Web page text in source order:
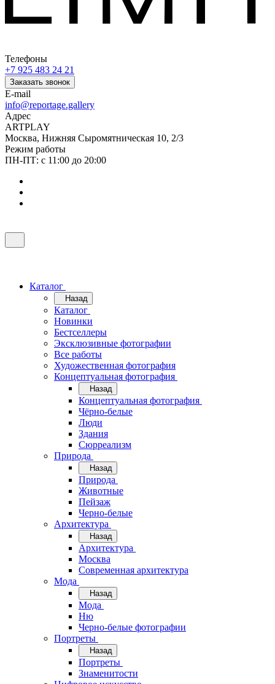
Телефоны
+7 925 483 24 21
Заказать звонок
E-mail
info@reportage.gallery
Адрес
ARTPLAY
Москва, Нижняя Сыромятническая 10, 2/3
Режим работы
ПН-ПТ: с 11:00 до 20:00
Каталог
Назад
Каталог
Новинки
Бестселлеры
Эксклюзивные фотографии
Все работы
Художественная фотография
Концептуальная фотография
Назад
Концептуальная фотография
Чёрно-белые
Люди
Здания
Сюрреализм
Природа
Назад
Природа
Животные
Пейзаж
Черно-белые
Архитектура
Назад
Архитектура
Москва
Современная архитектура
Мода
Назад
Мода
Ню
Черно-белые фотографии
Портреты
Назад
Портреты
Знаменитости